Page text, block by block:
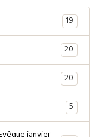
19
20
20
5